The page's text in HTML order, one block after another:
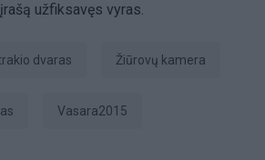
užfiksavęs vyras.
dvaras Žiūrovų kamera
vasara2015